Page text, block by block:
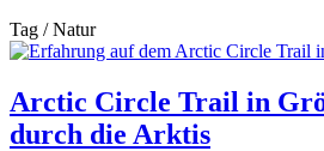
Tag / Natur
Arctic Circle Trail in
durch die Arktis